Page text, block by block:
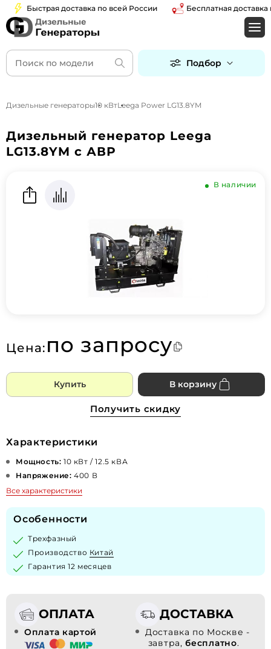
Быстрая доставка по всей России Бесплатная доставка по
Подбор
Дизельные генераторы10 кВтLeega Power LG13.8YM
Дизельный генератор Leega
LG13.8YM с АВР
В наличии
Цена: по запросу
Купить В корзину
Получить скидку
Характеристики
Мощность: 10 кВт / 12.5 кВА
Напряжение: 400 В
Все характеристики
Особенности
Трехфазный
Производство Китай
Гарантия 12 месяцев
ОПЛАТА
Оплата картой
ДОСТАВКА
Доставка по Москве -
завтра,бесплатно.